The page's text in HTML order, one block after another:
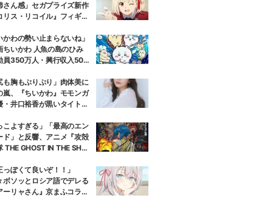
さん感」セガプライズ新作
リス・リコイル』フィギュ
かわの勢い止まらないね」
ちいかわ 人魚の島のひみ
員350万人・興行収入50億
も胸もぷりぷり」肉体美に
嵐、『ちいかわ』モモンガ
・井口裕香が黒いタイトウ
こよすぎる」「最高のエン
ド」と反響、アニメ『攻殻
THE GHOST IN THE SHEL
っぽくて良いぞ！！」
ボソッとロシア語でデレる
ーリャさん』京まふコラボ